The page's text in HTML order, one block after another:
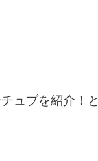
ュブを紹介！と